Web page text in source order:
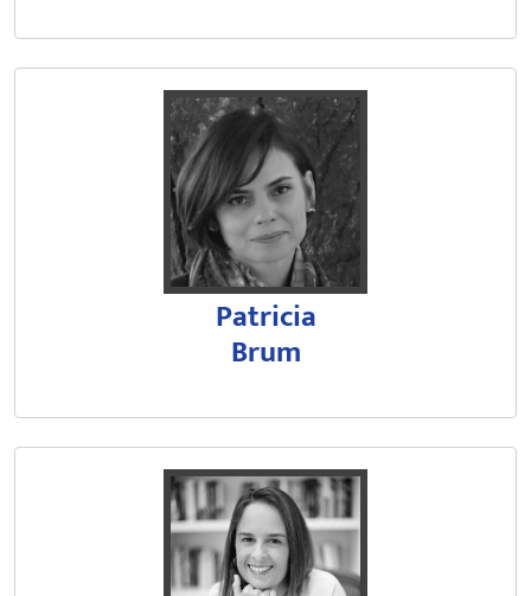
Patricia
Brum
Graduada em Educação Física
Atualmente, é professora titular
Tem atuado principalmente
Possui graduação e mestrado
É professora associada
Tem experiência na área de